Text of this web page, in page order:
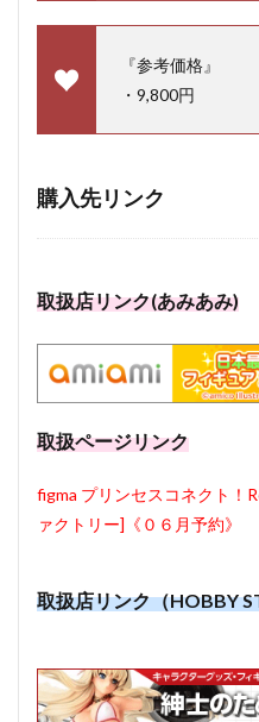
『参考価格』
・9,800円
購入先リンク
取扱店リンク(あみあみ)
取扱ページリンク
figma プリンセスコネクト！
ァクトリー]《０６月予約》
取扱店リンク（HOBBY